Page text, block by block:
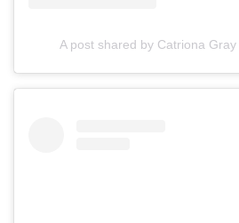
A post shared by Catriona